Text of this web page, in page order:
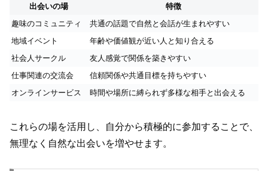
出会いの場
特徴
趣味のコミュニティ
共通の話題で自然と会話が生まれやすい
地域イベント
年齢や価値観が近い人と知り合える
社会人サークル
友人感覚で関係を築きやすい
仕事関連の交流会
信頼関係や共通目標を持ちやすい
オンラインサービス
時間や場所に縛られず多様な相手と出会える
これらの場を活用し、自分から積極的に参加することで、
無理なく自然な出会いを増やせます。